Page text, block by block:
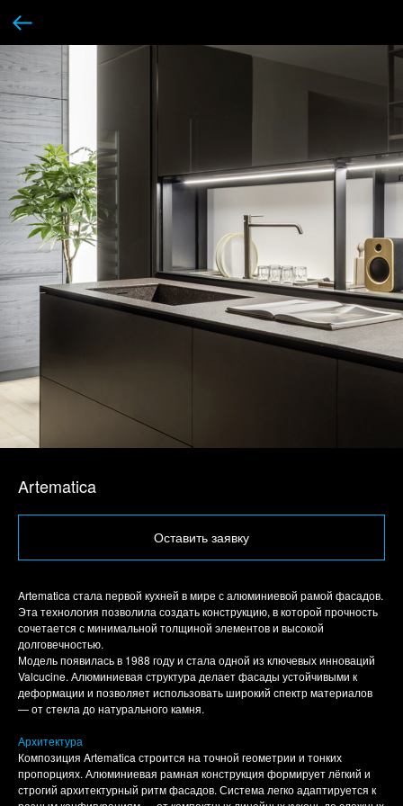
Artematica
Оставить заявку
Artematica стала первой кухней в мире с алюминиевой рамой фасадов.
Эта технология позволила создать конструкцию, в которой прочность
сочетается с минимальной толщиной элементов и высокой
долговечностью.
Модель появилась в 1988 году и стала одной из ключевых инноваций
Valcucine. Алюминиевая структура делает фасады устойчивыми к
деформации и позволяет использовать широкий спектр материалов
— от стекла до натурального камня.
Архитектура
Композиция Artematica строится на точной геометрии и тонких
пропорциях. Алюминиевая рамная конструкция формирует лёгкий и
строгий архитектурный ритм фасадов. Система легко адаптируется к